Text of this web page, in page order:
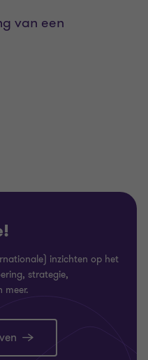
van een
inzichten op het
strategie,
meer.